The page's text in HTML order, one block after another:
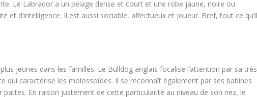
Le Labrador a un pelage dense et court et une robe jaune, noire ou
et d’intelligence. Il est aussi sociable, affectueux et joueur. Bref, tout ce qu’il
jeunes dans les familles. Le Bulldog anglais focalise l’attention par sa très
qui caractérise les molossoïdes. Il se reconnaît également par ses babines
pattes. En raison justement de cette particularité au niveau de son nez, le